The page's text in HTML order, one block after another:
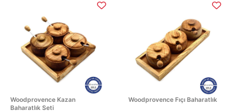
Woodprovence Kazan
Baharatlık Seti
Woodprovence Fıçı Baharatlık